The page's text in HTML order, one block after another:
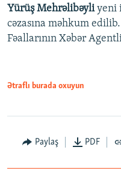
Yürüş Mehrəlibəyliyeni
cəzasına məhkum
Fəallarının Xəbər
Ətraflı burada oxuyun
Paylaş PDF